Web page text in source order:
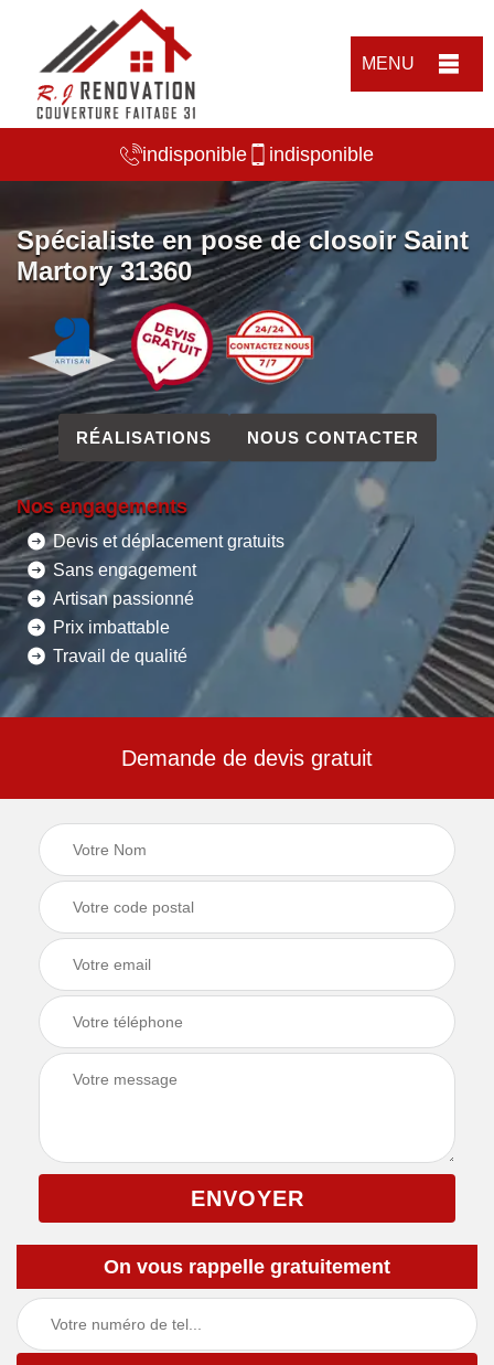
MENU
indisponible indisponible
Spécialiste en pose de closoir Saint
Martory 31360
RÉALISATIONS NOUS CONTACTER
Nos engagements
Devis et déplacement gratuits
Sans engagement
Artisan passionné
Prix imbattable
Travail de qualité
Demande de devis gratuit
On vous rappelle gratuitement